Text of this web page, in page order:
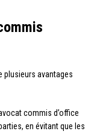
plusieurs avantages
commis d’office
en évitant que les